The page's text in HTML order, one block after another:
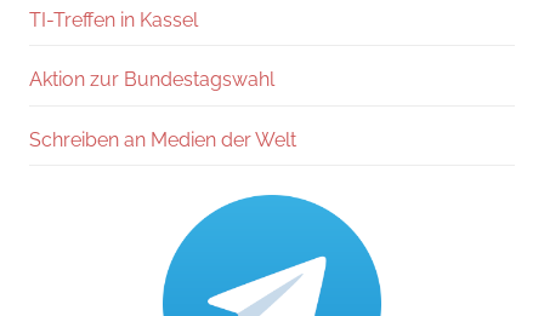
TI-Treffen in Kassel
Aktion zur Bundestagswahl
Schreiben an Medien der Welt